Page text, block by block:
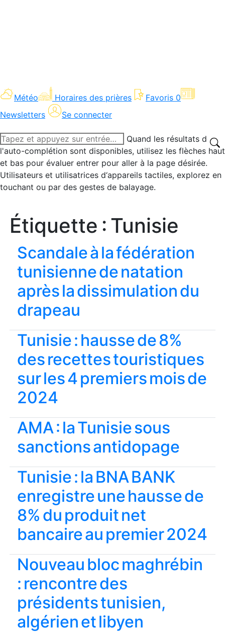
Météo Horaires des prières Favoris 0
Newsletters
Se connecter
Recherche
:
Quand les résultats de
l'auto-complétion sont disponibles, utilisez les flèches haut
et bas pour évaluer entrer pour aller à la page désirée.
Utilisateurs et utilisatrices d‘appareils tactiles, explorez en
touchant ou par des gestes de balayage.
Étiquette : Tunisie
Scandale à la fédération
tunisienne de natation
après la dissimulation du
drapeau
Tunisie : hausse de 8%
des recettes touristiques
sur les 4 premiers mois de
2024
AMA : la Tunisie sous
sanctions antidopage
Tunisie : la BNA BANK
enregistre une hausse de
8% du produit net
bancaire au premier 2024
Nouveau bloc maghrébin
: rencontre des
présidents tunisien,
algérien et libyen